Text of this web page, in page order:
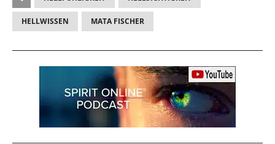
HELLWISSEN MATA FISCHER